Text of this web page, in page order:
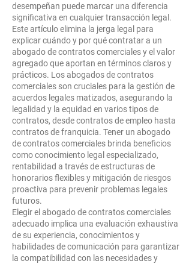
desempeñan puede marcar una diferencia
significativa en cualquier transacción legal.
Este artículo elimina la jerga legal para
explicar cuándo y por qué contratar a un
abogado de contratos comerciales y el valor
agregado que aportan en términos claros y
prácticos. Los abogados de contratos
comerciales son cruciales para la gestión de
acuerdos legales matizados, asegurando la
legalidad y la equidad en varios tipos de
contratos, desde contratos de empleo hasta
contratos de franquicia. Tener un abogado
de contratos comerciales brinda beneficios
como conocimiento legal especializado,
rentabilidad a través de estructuras de
honorarios flexibles y mitigación de riesgos
proactiva para prevenir problemas legales
futuros.
Elegir el abogado de contratos comerciales
adecuado implica una evaluación exhaustiva
de su experiencia, conocimientos y
habilidades de comunicación para garantizar
la compatibilidad con las necesidades y